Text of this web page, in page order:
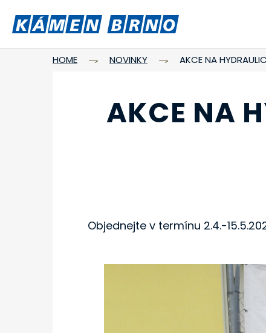
HOME NOVINKY AKCE NA
AKCE NA
Objednejte v termínu 2.4.-